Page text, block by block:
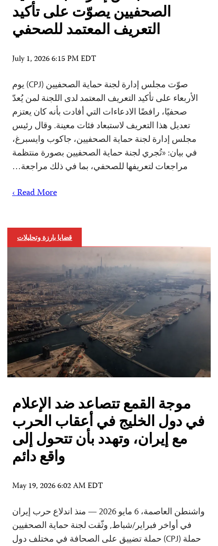
الصحفيين يصوّت على تأكيد
التعريف المعتمد للصحفي
July 1, 2026 6:15 PM EDT
صوّت مجلس إدارة لجنة حماية الصحفيين (CPJ) يوم
الأربعاء على تأكيد التعريف المعتمد لدى اللجنة لمن يُعدّ
صحفيًا، رافضًا الادعاءات التي أفادت بأنه كان يعتزم
تعديل هذا التعريف لاستبعاد فئات معينة. وقال رئيس
مجلس إدارة لجنة حماية الصحفيين، جاكوب وايسبرغ،
في بيان: «تُجري لجنة حماية الصحفيين بصورة منتظمة
مراجعات لتعريفها للصحفي، بما في ذلك مراجعة…
Read More ›
قضايا بارزة وتحليلات
موجة القمع تتصاعد ضد الإعلام
في دول الخليج في أعقاب الحرب
مع إيران، وتهدد بأن تتحول إلى
واقع دائم
May 19, 2026 6:02 AM EDT
واشنطن العاصمة، 6 مايو 2026 — منذ اندلاع حرب إيران
في أواخر فبراير/شباط, وثّقت لجنة حماية الصحفيين
حملة (CPJ) حملة تضييق على الصحافة في مختلف دول